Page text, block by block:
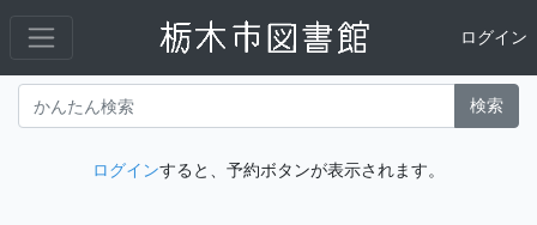
ログイン
検索
ログインすると、予約ボタンが表示されます。